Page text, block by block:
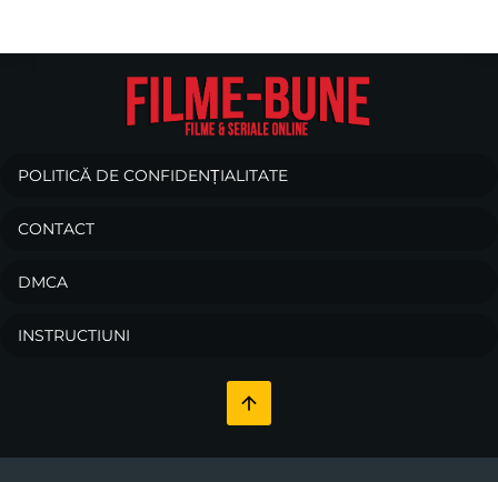
POLITICĂ DE CONFIDENȚIALITATE
CONTACT
DMCA
INSTRUCTIUNI